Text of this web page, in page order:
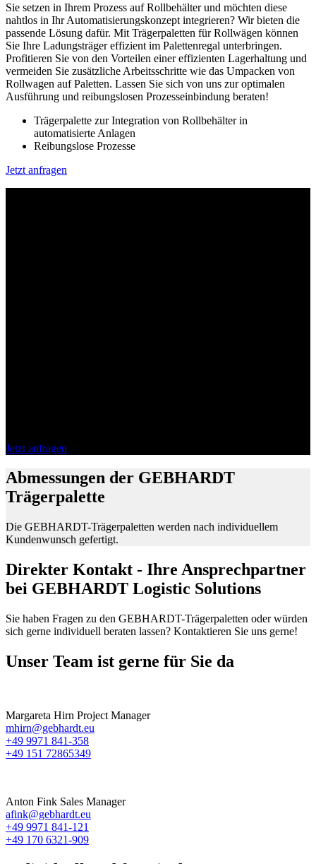
Sie setzen in Ihrem Prozess auf Rollbehälter und möchten diese
nahtlos in Ihr Automatisierungskonzept integrieren? Wir bieten die
passende Lösung dafür. Mit Trägerpaletten für Rollwägen können
Sie Ihre Ladungsträger effizient im Palettenregal unterbringen.
Profitieren Sie von den Vorteilen einer effizienten Lagerhaltung und
vermeiden Sie zusätzliche Arbeitsschritte wie das Umpacken von
Rollwagen auf Paletten. Lassen Sie sich von uns zur optimalen
Ausführung und reibungslosen Prozesseinbindung beraten!
Trägerpalette zur Integration von Rollbehälter in
automatisierte Anlagen
Reibungslose Prozesse
Jetzt anfragen
Jetzt anfragen
Abmessungen der GEBHARDT
Trägerpalette
Die GEBHARDT-Trägerpaletten werden nach individuellem
Kundenwunsch gefertigt.
Direkter Kontakt - Ihre Ansprechpartner
bei GEBHARDT Logistic Solutions
Sie haben Fragen zu den GEBHARDT-Trägerpaletten oder würden
sich gerne individuell beraten lassen? Kontaktieren Sie uns gerne!
Unser Team ist gerne für Sie da
Margareta Hirn Project Manager
mhirn@gebhardt.eu
+49 9971 841-358
+49 151 72865349
Anton Fink Sales Manager
afink@gebhardt.eu
+49 9971 841-121
+49 170 6321-909